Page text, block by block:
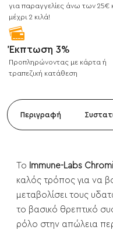
για παραγγελίες άνω των 25€
μέχρι 2 κιλά!
Έκπτωση 3%
Προπληρώνοντας με κάρτα ή
τραπεζική κατάθεση
Περιγραφή
Το Immune-Labs
καλός τρόπος για να
μεταβολίσει τους
το βασικό θρεπτικό
ρόλο στην απώλεια